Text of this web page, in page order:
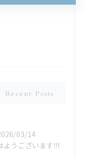
Recent Posts
03/14
ようございます!!!
せ